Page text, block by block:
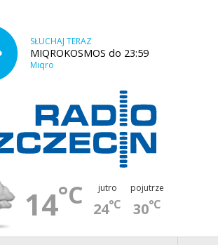
SŁUCHAJ TERAZ
MIQROKOSMOS do 23:59
Miqro
14°C jutro
24°C
pojutrze
30°C